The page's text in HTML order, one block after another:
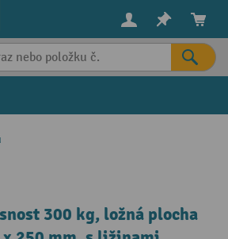
300 kg, ložná plocha